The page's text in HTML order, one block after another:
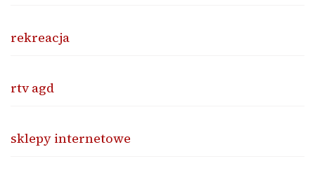
rekreacja
rtv agd
sklepy internetowe